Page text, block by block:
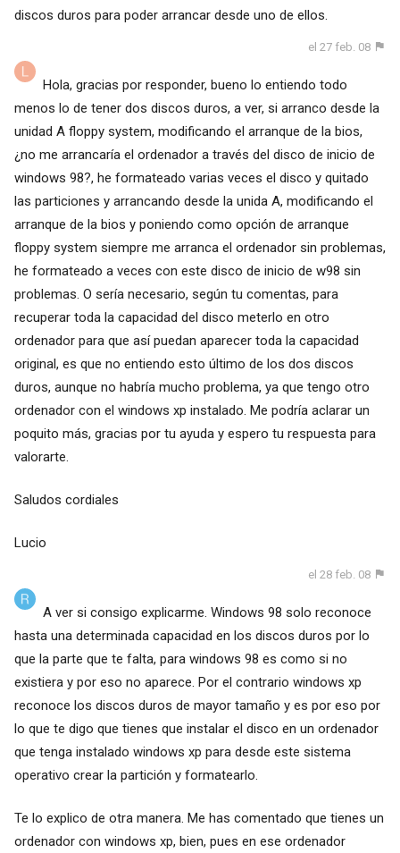
discos duros para poder arrancar desde uno de ellos.
el 27 feb. 08
Hola, gracias por responder, bueno lo entiendo todo
menos lo de tener dos discos duros, a ver, si arranco desde la
unidad A floppy system, modificando el arranque de la bios,
¿no me arrancaría el ordenador a través del disco de inicio de
windows 98?, he formateado varias veces el disco y quitado
las particiones y arrancando desde la unida A, modificando el
arranque de la bios y poniendo como opción de arranque
floppy system siempre me arranca el ordenador sin problemas,
he formateado a veces con este disco de inicio de w98 sin
problemas. O sería necesario, según tu comentas, para
recuperar toda la capacidad del disco meterlo en otro
ordenador para que así puedan aparecer toda la capacidad
original, es que no entiendo esto último de los dos discos
duros, aunque no habría mucho problema, ya que tengo otro
ordenador con el windows xp instalado. Me podría aclarar un
poquito más, gracias por tu ayuda y espero tu respuesta para
valorarte.
Saludos cordiales
Lucio
el 28 feb. 08
A ver si consigo explicarme. Windows 98 solo reconoce
hasta una determinada capacidad en los discos duros por lo
que la parte que te falta, para windows 98 es como si no
existiera y por eso no aparece. Por el contrario windows xp
reconoce los discos duros de mayor tamaño y es por eso por
lo que te digo que tienes que instalar el disco en un ordenador
que tenga instalado windows xp para desde este sistema
operativo crear la partición y formatearlo.
Te lo explico de otra manera. Me has comentado que tienes un
ordenador con windows xp, bien, pues en ese ordenador